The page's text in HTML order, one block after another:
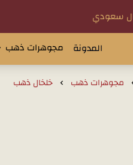
سعودي
المدونة مجوهرات ذهب
مجوهرات ذهب خلخال ذهب